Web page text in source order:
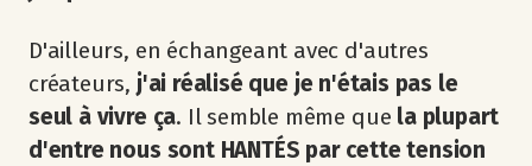
D'ailleurs, en échangeant avec d'autres
créateurs, j'ai réalisé que je n'étais pas le
seul à vivre ça. Il semble même que la plupart
d'entre nous sont HANTÉS par cette tension